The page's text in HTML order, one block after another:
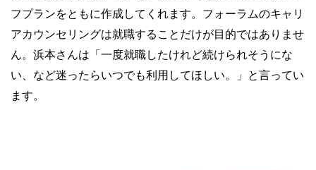
フプランをともに作成してくれます。フォーラムのキャリ
アカウンセリングは就職することだけが目的ではありませ
ん。浜本さんは「一度就職したけれど続けられそうにな
い、など迷ったらいつでも利用してほしい。」と言ってい
ます。